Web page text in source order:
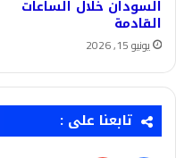
السودان خلال الساعات
القادمة
يونيو 15, 2026
تابعنا على :